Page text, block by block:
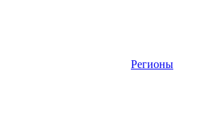
Регионы